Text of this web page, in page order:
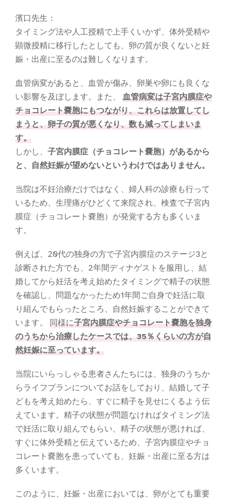
濱口先生：
タイミング法や人工授精で上手くいかず、体外受精や
顕微授精に移行したとしても、卵の質が良くないと妊
娠・出産に至るのは難しくなります。
血管病変があると、血管が傷み、卵巣や卵にも良くな
い影響を及ぼします。また、
血管病変は子宮内膜症や
チョコレート嚢胞にもつながり、これらは放置してし
まうと、卵子の質が悪くなり、数も減ってしまいま
す。
しかし、 子宮内膜症（チョコレート嚢胞）があるから
と、自然妊娠が望めないというわけではありません。
当院は不妊治療だけではなく、婦人科の診療も行って
いるため、生理痛がひどくて来院され、検査で子宮内
膜症（チョコレート嚢胞）が発覚する方も多くいま
す。
例えば、20代の独身の方で子宮内膜症のステージ3と
診断された方でも、2年間ディナゲストを服用し、結
婚してから妊活を考え始めたタイミングで精子の状態
を確認し、問題なかったため1年間ご自身で妊活に取
り組んでもらったところ、自然妊娠することができて
います。
同様に子宮内膜症やチョコレート嚢胞を独身
のうちから治療したケースでは、35％くらいの方が自
然妊娠に至っています。
当院にいらっしゃる患者さんたちには、独身のうちか
らライフプランについてお話をしており、結婚して子
どもを考え始めたら、すぐに精子を見せにくるよう伝
えています。精子の状態が問題なければタイミング法
で妊活に取り組んでもらい、精子の状態が悪ければ、
すぐに体外受精と伝えているため、子宮内膜症やチョ
コレート嚢胞を患っていても、妊娠・出産に至る方は
多くいます。
このように、妊娠・出産においては、卵がとても重要